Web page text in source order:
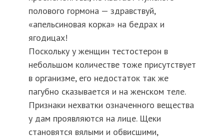
полового гормона — здравствуй,
«апельсиновая корка» на бедрах и
ягодицах!
Поскольку у женщин тестостерон в
небольшом количестве тоже присутствует
в организме, его недостаток так же
пагубно сказывается и на женском теле.
Признаки нехватки означенного вещества
у дам проявляются на лице. Щеки
становятся вялыми и обвисшими,